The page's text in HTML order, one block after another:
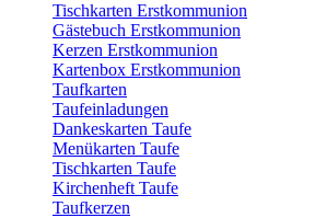
Tischkarten Erstkommunion
Gästebuch Erstkommunion
Kerzen Erstkommunion
Kartenbox Erstkommunion
Taufkarten
Taufeinladungen
Dankeskarten Taufe
Menükarten Taufe
Tischkarten Taufe
Kirchenheft Taufe
Taufkerzen